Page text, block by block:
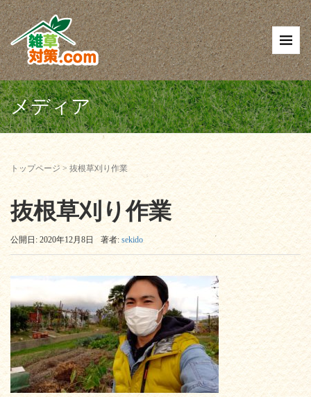
メディア
トップページ> 抜根草刈り作業
抜根草刈り作業
公開日: 2020年12月8日 著者: sekido